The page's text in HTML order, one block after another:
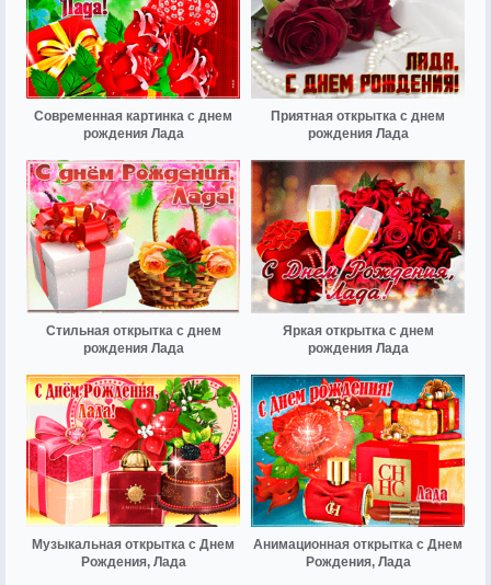
Современная картинка с днем
рождения Лада
Приятная открытка с днем
рождения Лада
Стильная открытка с днем
рождения Лада
Яркая открытка с днем
рождения Лада
Музыкальная открытка с Днем
Рождения, Лада
Анимационная открытка с Днем
Рождения, Лада